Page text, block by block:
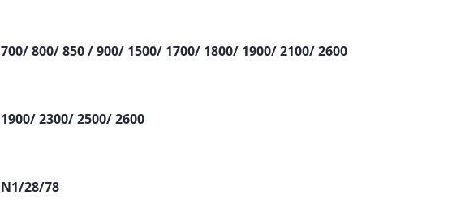
700/ 800/ 850 / 900/ 1500/ 1700/ 1800/ 1900/ 2100/ 2600
1900/ 2300/ 2500/ 2600
N1/28/78